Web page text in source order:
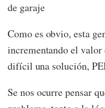
de garaje
Como es obvio, esta
incrementando el valor
difícil una solución,
Se nos ocurre pensar